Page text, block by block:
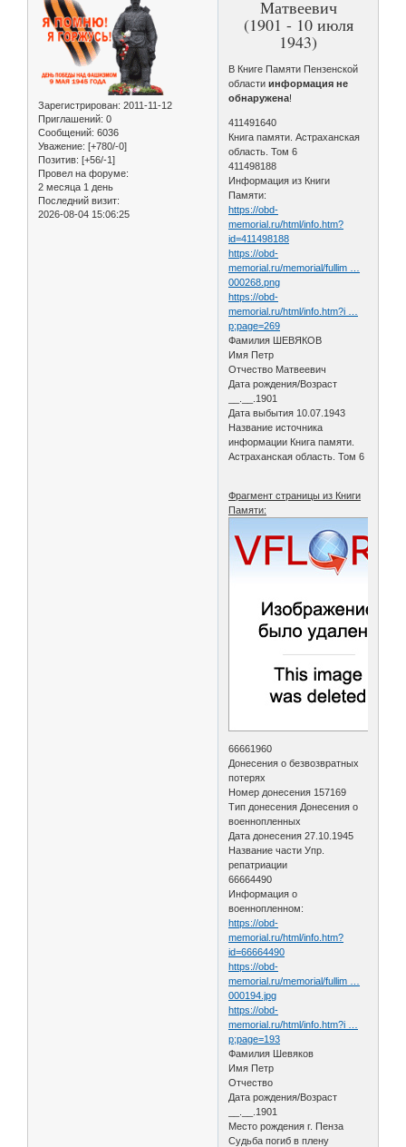
Зарегистрирован: 2011-11-12
Приглашений: 0
Сообщений: 6036
Уважение: [+780/-0]
Позитив: [+56/-1]
Провел на форуме:
2 месяца 1 день
Последний визит:
2026-08-04 15:06:25
Матвеевич
(1901 - 10 июля
1943)
В Книге Памяти Пензенской
областиинформация не
обнаружена!
411491640
Книга памяти. Астраханская
область. Том 6
411498188
Информация из Книги
Памяти:
https://obd-
memorial.ru/html/info.htm?
id=411498188
https://obd-
memorial.ru/memorial/fullim …
000268.png
https://obd-
memorial.ru/html/info.htm?i …
p;page=269
Фамилия ШЕВЯКОВ
Имя Петр
Отчество Матвеевич
Дата рождения/Возраст
__.__.1901
Дата выбытия 10.07.1943
Название источника
информации Книга памяти.
Астраханская область. Том 6
Фрагмент страницы из Книги
Памяти:
66661960
Донесения о безвозвратных
потерях
Номер донесения 157169
Тип донесения Донесения о
военнопленных
Дата донесения 27.10.1945
Название части Упр.
репатриации
66664490
Информация о
военнопленном:
https://obd-
memorial.ru/html/info.htm?
id=66664490
https://obd-
memorial.ru/memorial/fullim …
000194.jpg
https://obd-
memorial.ru/html/info.htm?i …
p;page=193
Фамилия Шевяков
Имя Петр
Отчество
Дата рождения/Возраст
__.__.1901
Место рождения г. Пенза
Судьба погиб в плену